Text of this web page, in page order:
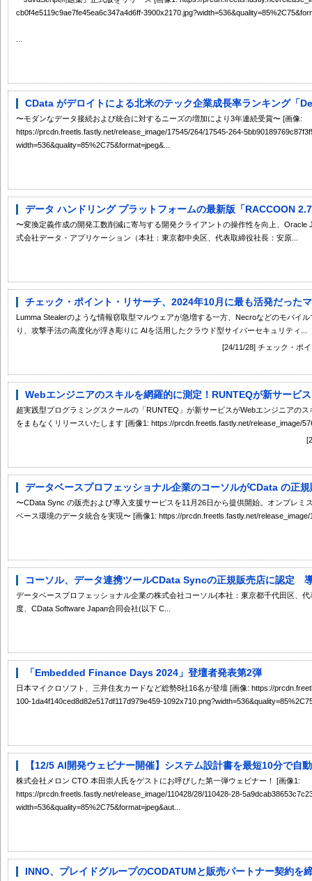
cb0f4e5119c9ae7fe45ea6c347a4d6ff-
CData がデロイトによる北米のテック企業成長率ランキング
〜モダンなデータ接続および統合に対するニーズの増加により3年連続受賞〜 [画像:
https://prcdn.freetls.fastly.net/release_image/17545/264/17545-264-
width=536&quality=85%2C75&format=jpeg&...
データ ハンドリング プラットフォームの最新版「RACCOON
〜変換定義作成の開発工数削減に寄与する開発クライアントの操作性を向上、
式会社データ・アプリケーション（本社：東京都中央区、代表取締役社長：安原...
チェック・ポイント・リサーチ、2024年10月に最も活発だった
Lumma Stealerのような情報窃取型マルウェアが急増する一方、Necroなどのモバイ
り、攻撃手法の高度化が浮き彫りに AIを活用したクラウド型サイバーセキュリティ...
[24/11/28] チェック・ポ
Webエンジニアのスキルを網羅的に測定！RUNTEQが新サービ
超実践型プログラミングスクールの「RUNTEQ」が新サービスがWebエンジニアの
をまもなくリリースいたします [画像1: https://prcdn.freetls.fastly.net/release_image/
データベースプロフェッショナル企業のコーソルがCData の正
〜CData Sync の販売および導入支援サービスを11月26日から提供開始。オンプレミ
ベース環境のデータ統合を実現〜 [画像1: https://prcdn.freetls.fastly.net/release_image/
コーソル、データ連携ツールCData Syncの正規販売店に認定
データベースプロフェッショナル企業の株式会社コーソル(本社：東京都千代田区、
度、CData Software Japan合同会社(以下 C...
「Embedded Finance Days 2024」登壇者発表第2弾
日本マイクロソフト、三井住友カードなど総勢8社16名が登壇 [画像: https://
100-1da4f140ced8d82e517df117d979e459-
【12/5 AI開発ウェビナー開催】システム設計書を最短10分で自
株式会社メロン CTO 本田崇人氏をゲストにお呼びした第一弾ウェビナー！ [画像1:
https://prcdn.freetls.fastly.net/release_image/110428/28/110428-28-
width=536&quality=85%2C75&format=jpeg&aut...
INNO、プレイドグループのCODATUMと販売パートナー契約を